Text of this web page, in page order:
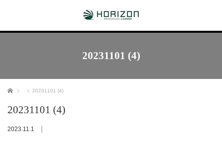
20231101 (4)
ホーム 20231101 (4)
20231101 (4)
2023.11.1